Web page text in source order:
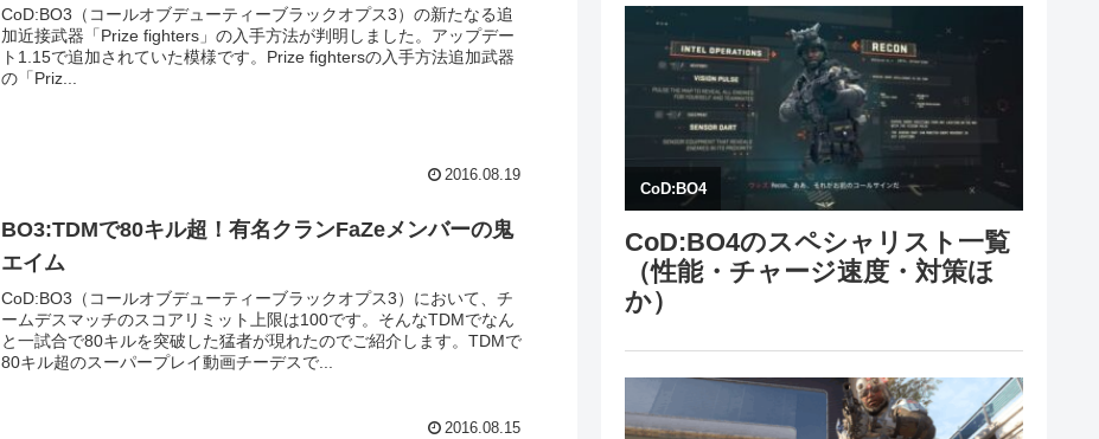
CoD:BO3（コールオブデューティーブラックオプス3）の新たなる追
加近接武器「Prize fighters」の入手方法が判明しました。アップデー
ト1.15で追加されていた模様です。Prize fightersの入手方法追加武器
の「Priz...
2016.08.19
BO3:TDMで80キル超！有名クランFaZeメンバーの鬼
エイム
CoD:BO3（コールオブデューティーブラックオプス3）において、チ
ームデスマッチのスコアリミット上限は100です。そんなTDMでなん
と一試合で80キルを突破した猛者が現れたのでご紹介します。TDMで
80キル超のスーパープレイ動画チーデスで...
2016.08.15